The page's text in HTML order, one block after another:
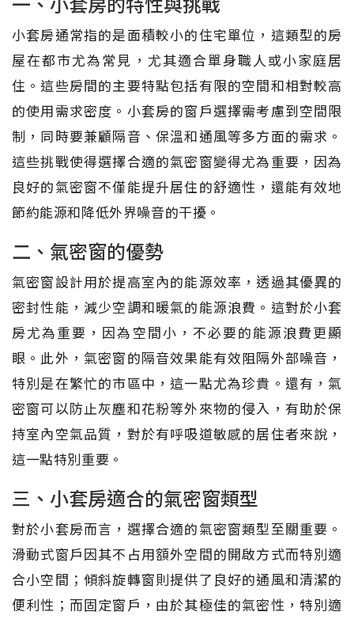
小套房通常指的是面積較小的住宅單位，這類型的房
屋在都市尤為常見，尤其適合單身職人或小家庭居
住。這些房間的主要特點包括有限的空間和相對較高
的使用需求密度。小套房的窗戶選擇需考慮到空間限
制，同時要兼顧隔音、保溫和通風等多方面的需求。
這些挑戰使得選擇合適的氣密窗變得尤為重要，因為
良好的氣密窗不僅能提升居住的舒適性，還能有效地
節約能源和降低外界噪音的干擾。
二、氣密窗的優勢
氣密窗設計用於提高室內的能源效率，透過其優異的
密封性能，減少空調和暖氣的能源浪費。這對於小套
房尤為重要，因為空間小，不必要的能源浪費更顯
眼。此外，氣密窗的隔音效果能有效阻隔外部噪音，
特別是在繁忙的市區中，這一點尤為珍貴。還有，氣
密窗可以防止灰塵和花粉等外來物的侵入，有助於保
持室內空氣品質，對於有呼吸道敏感的居住者來說，
這一點特別重要。
三、小套房適合的氣密窗類型
對於小套房而言，選擇合適的氣密窗類型至關重要。
滑動式窗戶因其不占用額外空間的開啟方式而特別適
合小空間；傾斜旋轉窗則提供了良好的通風和清潔的
便利性；而固定窗戶，由於其極佳的氣密性，特別適